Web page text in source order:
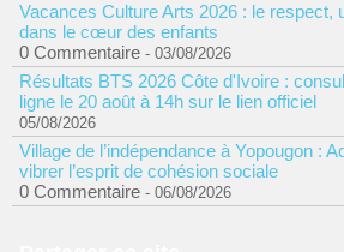
Vacances Culture Arts 2026 : le respect,
dans le cœur des enfants
0 Commentaire - 03/08/2026
Résultats BTS 2026 Côte d'Ivoire :
ligne le 20 août à 14h sur le lien officiel
05/08/2026
Village de l’indépendance à Yopougon :
vibrer l’esprit de cohésion sociale
0 Commentaire - 06/08/2026